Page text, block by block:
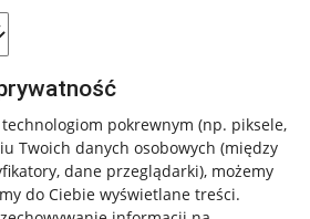
pokrewnym (np. piksele,
Twoich danych osobowych (między
dane przeglądarki), możemy
do Ciebie wyświetlane treści.